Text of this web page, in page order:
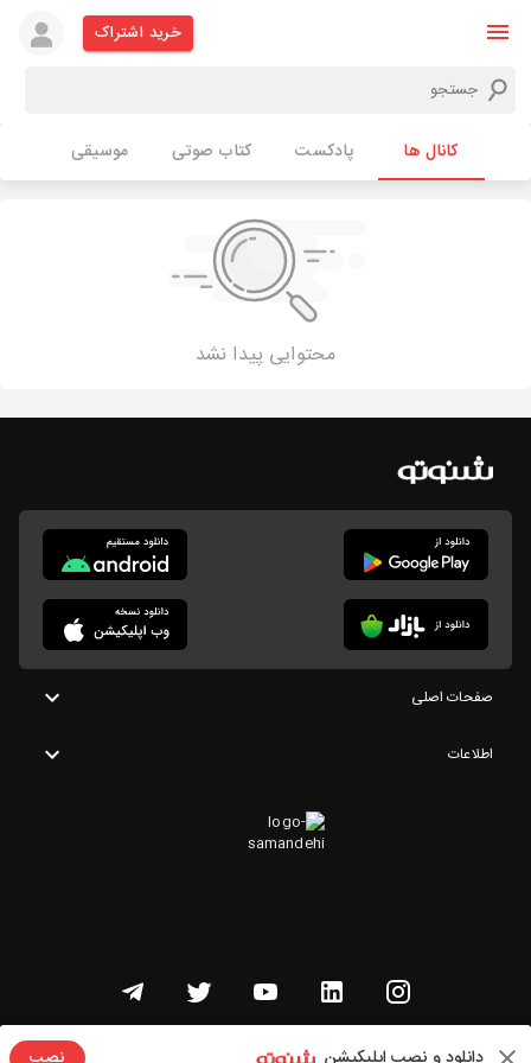
خرید اشتراک
کانال ها پادکست کتاب صوتی موسیقی
محتوایی پیدا نشد
صفحات اصلی
اطلاعات
تمامی حقوق این وبسایت متعلق به شنوتو است